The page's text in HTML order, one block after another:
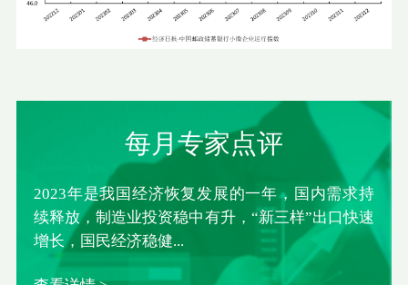
每月专家点评
2023年是我国经济恢复发展的一年，国内需求持
续释放，制造业投资稳中有升，“新三样”出口快速
增长，国民经济稳健...